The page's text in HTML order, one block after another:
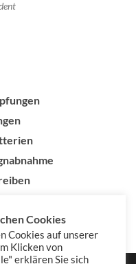
Cookies
Cookies auf unserer
Klicken von
erklären Sie sich